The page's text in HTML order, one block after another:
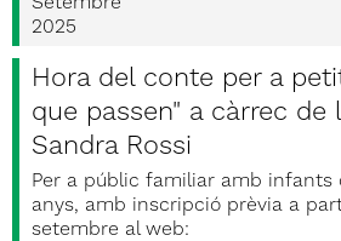
2025
Hora del conte per a
que passen" a càrrec de
Sandra Rossi
Per a públic familiar amb infants
anys, amb inscripció prèvia a
setembre al web: